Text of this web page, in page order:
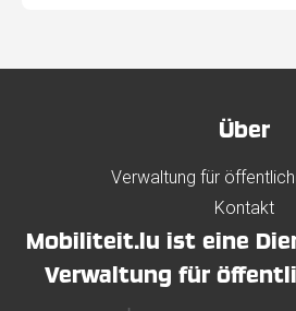
Über
Verwaltung für
Kontakt
Mobiliteit.lu ist eine
Verwaltung für